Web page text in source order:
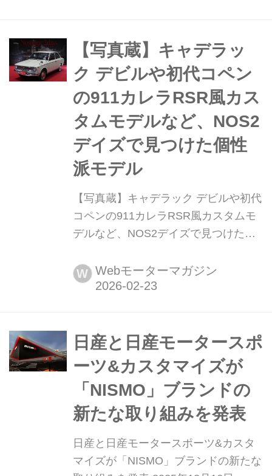
よう。
【写真蔵】キャデラッ
ク デビルや初代コペン
の911カレラRSR風カス
タムモデルなど、NOS2
デイズで見つけた個性
派モデル
【写真蔵】キャデラック デビルや初代
コペンの911カレラRSR風カスタムモ
デルなど、NOS2デイズで見つけた個
フィコ横浜でノスタルジック2デイズ
(通称:NOS2デイズ)2026が開催され
は例によって個人的に気になった、カ
スタマイズされたモデルを中心に紹介
しよう。(タイトル写真:2026年...
W Webモーターマガジン
日産と日産モータースポ
ーツ&カスタマイズが
「NISMO」ブランドの
新たな取り組みを発表
日産と日産モータースポーツ&カスタ
マイズが「NISMO」ブランドの新たな